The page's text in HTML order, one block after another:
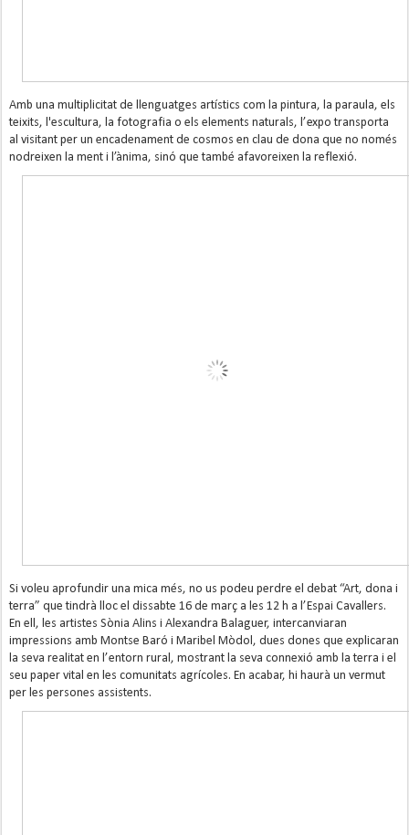
Amb una multiplicitat de llenguatges artístics com la pintura, la paraula, els
teixits, l'escultura, la fotografia o els elements naturals, l’expo transporta
al visitant per un encadenament de cosmos en clau de dona que no només
nodreixen la ment i l’ànima, sinó que també afavoreixen la reflexió.
Si voleu aprofundir una mica més, no us podeu perdre el debat “Art, dona i
terra” que tindrà lloc el dissabte 16 de març a les 12 h a l’Espai Cavallers.
En ell, les artistes Sònia Alins i Alexandra Balaguer, intercanviaran
impressions amb Montse Baró i Maribel Mòdol, dues dones que explicaran
la seva realitat en l’entorn rural, mostrant la seva connexió amb la terra i el
seu paper vital en les comunitats agrícoles. En acabar, hi haurà un vermut
per les persones assistents.